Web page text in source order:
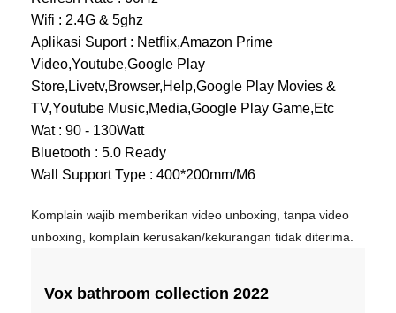
Wifi : 2.4G & 5ghz
Aplikasi Suport : Netflix,Amazon Prime
Video,Youtube,Google Play
Store,Livetv,Browser,Help,Google Play Movies &
TV,Youtube Music,Media,Google Play Game,Etc
Wat : 90 - 130Watt
Bluetooth : 5.0 Ready
Wall Support Type : 400*200mm/M6
Komplain wajib memberikan video unboxing, tanpa video
unboxing, komplain kerusakan/kekurangan tidak diterima.
Vox bathroom collection 2022